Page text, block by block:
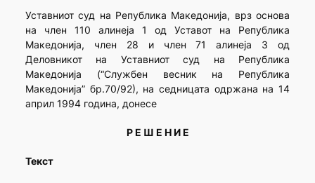
Уставниот суд на Република Македонија, врз основа
на член 110 алинеја 1 од Уставот на Република
Македонија, член 28 и член 71 алинеја 3 од
Деловникот на Уставниот суд на Република
Македонија (“Службен весник на Република
Македонија” бр.70/92), на седницата одржана на 14
април 1994 година, донесе
Р Е Ш Е Н И Е
Текст